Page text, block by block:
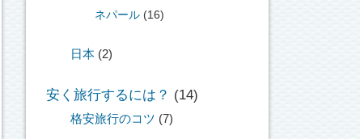
ネパール (16)
日本 (2)
安く旅行するには？ (14)
格安旅行のコツ (7)